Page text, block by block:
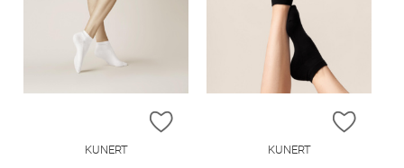
ZUR WUNSCHLISTE HINZUFÜGEN
KUNERT
ZUR
KUNERT